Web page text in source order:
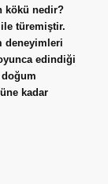
kökü nedir?
türemiştir.
deneyimleri
edindiği
kadar